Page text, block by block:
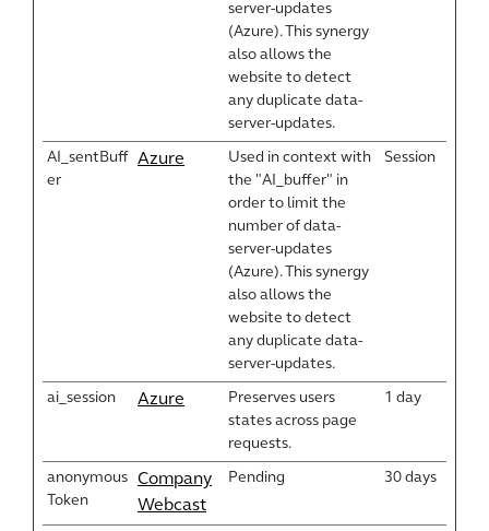
server-updates
(Azure). This synergy
also allows the
website to detect
any duplicate data-
server-updates.
AI_sentBuff
er
Azure
Used in context with
the "AI_buffer" in
order to limit the
number of data-
server-updates
(Azure). This synergy
also allows the
website to detect
any duplicate data-
server-updates.
Session
ai_session Azure
Preserves users
states across page
requests.
1 day
anonymous
Token
Company
Webcast
Pending 30 days